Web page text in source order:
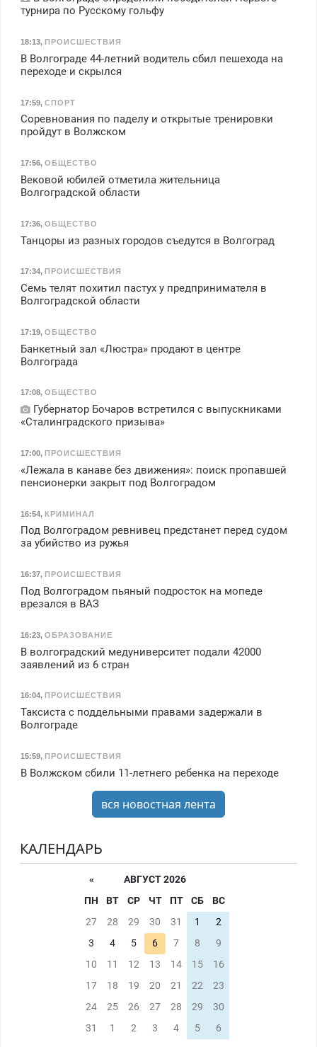
турнира по Русскому гольфу
18:13, ПРОИСШЕСТВИЯ
В Волгограде 44-летний водитель сбил пешехода на
переходе и скрылся
17:59, СПОРТ
Соревнования по паделу и открытые тренировки
пройдут в Волжском
17:56, ОБЩЕСТВО
Вековой юбилей отметила жительница
Волгоградской области
17:36, ОБЩЕСТВО
Танцоры из разных городов съедутся в Волгоград
17:34, ПРОИСШЕСТВИЯ
Семь телят похитил пастух у предпринимателя в
Волгоградской области
17:19, ОБЩЕСТВО
Банкетный зал «Люстра» продают в центре
Волгограда
17:08, ОБЩЕСТВО
Губернатор Бочаров встретился с выпускниками
«Сталинградского призыва»
17:00, ПРОИСШЕСТВИЯ
«Лежала в канаве без движения»: поиск пропавшей
пенсионерки закрыт под Волгоградом
16:54, КРИМИНАЛ
Под Волгоградом ревнивец предстанет перед судом
за убийство из ружья
16:37, ПРОИСШЕСТВИЯ
Под Волгоградом пьяный подросток на мопеде
врезался в ВАЗ
16:23, ОБРАЗОВАНИЕ
В волгоградский медуниверситет подали 42000
заявлений из 6 стран
16:04, ПРОИСШЕСТВИЯ
Таксиста с поддельными правами задержали в
Волгограде
15:59, ПРОИСШЕСТВИЯ
В Волжском сбили 11-летнего ребенка на переходе
вся новостная лента
КАЛЕНДАРЬ
«
АВГУСТ 2026
ПН
ВТ СР ЧТ ПТ СБ
ВС
27
28 29 30 31 1
2
3
4 5 6 7 8
9
10
11 12 13 14 15
16
17
18 19 20 21 22
23
24
25 26 27 28 29
30
31
1 2 3 4 5 6